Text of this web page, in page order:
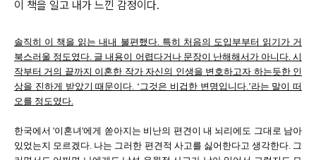
이 책을 일고 내가 느낀 감정이다.
솔직히 이 책을 읽는 내내 불편했다. 특히 처음의 도입부부터 읽기가 거
북스러울 정도였다. 글 내용이 어렵다거나 문장이 난해해서가 아니다. 시
작부터 거의 끝까지 이혼한 작가 자신의 인생을 변호하고자 하는듯한 인
상을 진하게 받았기 때문이다. ‘그것은 비겁한 변명입니다.’라는 말이 떠
오를 정도였다.
한국에서 '이혼녀'에게 쏟아지는 비난의 편견이 내 뇌리에도 그대로 남아
있었는지 모르겠다. 나는 그러한 편견적 사고를 싫어한다고 생각한다. 그